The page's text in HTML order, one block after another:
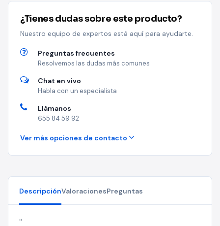
¿Tienes dudas sobre este producto?
Nuestro equipo de expertos está aquí para ayudarte.
Preguntas frecuentes
Resolvemos las dudas más comunes
Chat en vivo
Habla con un especialista
Llámanos
655 84 59 92
Ver más opciones de contacto
DescripciónValoracionesPreguntas
"